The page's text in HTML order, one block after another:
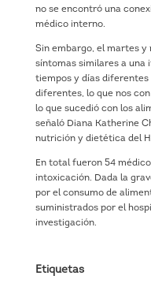
no se encontró una
médico interno.
Sin embargo, el martes
síntomas similares a una
tiempos y días diferentes
diferentes, lo que nos
lo que sucedió con los
señaló Diana Katherine
nutrición y dietética del
En total fueron 54
intoxicación. Dada la
por el consumo de
suministrados por el
investigación.
Etiquetas